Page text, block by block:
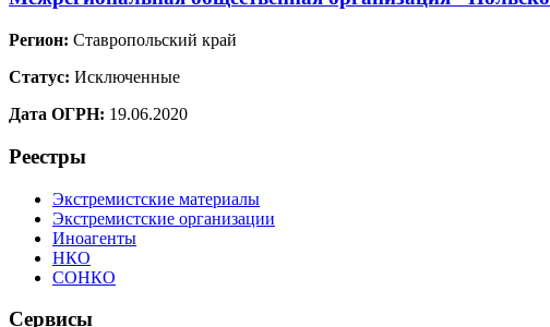
Регион: Ставропольский край
Статус: Исключенные
Дата ОГРН: 19.06.2020
Реестры
Экстремистские материалы
Экстремистские организации
Иноагенты
НКО
СОНКО
Сервисы